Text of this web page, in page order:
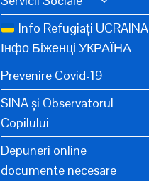
Info Refugiați UCRAINA
Інфо Біженці УКРАЇНА
Prevenire Covid-19
SINA și Observatorul
Copilului
Depuneri online
documente necesare